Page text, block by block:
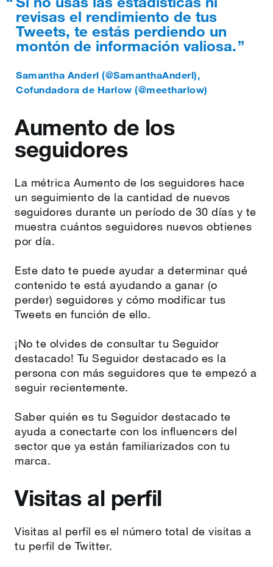
revisas el rendimiento de tus
Tweets, te estás perdiendo un
montón de información valiosa.
Samantha Anderl (@SamanthaAnderl),
Cofundadora de Harlow (@meetharlow)
Aumento de los
seguidores
La métrica Aumento de los seguidores hace
un seguimiento de la cantidad de nuevos
seguidores durante un período de 30 días y te
muestra cuántos seguidores nuevos obtienes
por día.
Este dato te puede ayudar a determinar qué
contenido te está ayudando a ganar (o
perder) seguidores y cómo modificar tus
Tweets en función de ello.
¡No te olvides de consultar tu Seguidor
destacado! Tu Seguidor destacado es la
persona con más seguidores que te empezó a
seguir recientemente.
Saber quién es tu Seguidor destacado te
ayuda a conectarte con los influencers del
sector que ya están familiarizados con tu
marca.
Visitas al perfil
Visitas al perfil es el número total de visitas a
tu perfil de Twitter.